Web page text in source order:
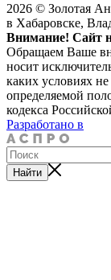
2026 © Золотая
в Хабаровске,
Внимание! Сайт
Обращаем Ваше
носит
каких условиях
определяемой
кодекса
Разработано в
Найти